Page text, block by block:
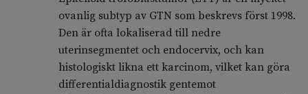
ovanlig subtyp av GTN som beskrevs först 1998.
Den är ofta lokaliserad till nedre
uterinsegmentet och endocervix, och kan
histologiskt likna ett karcinom, vilket kan göra
differentialdiagnostik gentemot